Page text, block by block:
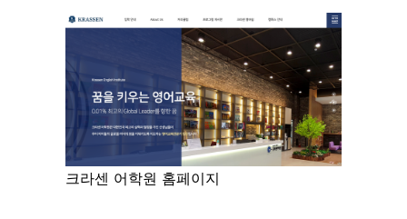
크라센 어학원 홈페이지